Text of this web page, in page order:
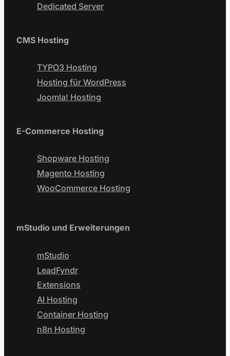
Dedicated Server
CMS Hosting
TYPO3 Hosting
Hosting für WordPress
Joomla! Hosting
E-Commerce Hosting
Shopware Hosting
Magento Hosting
WooCommerce Hosting
mStudio und Erweiterungen
mStudio
LeadFyndr
Extensions
AI Hosting
Container Hosting
n8n Hosting